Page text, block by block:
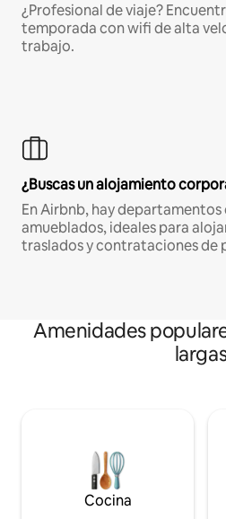
¿Profesional de viaje?
temporada con wifi de alta
trabajo.
¿Buscas un alojamiento
En Airbnb, hay
amueblados, ideales para
traslados y contrataciones de
Amenidades
Cocina